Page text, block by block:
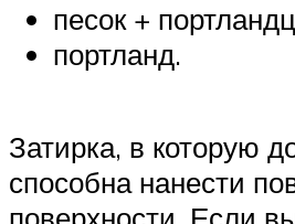
песок +
портланд.
Затирка, в которую
способна нанести